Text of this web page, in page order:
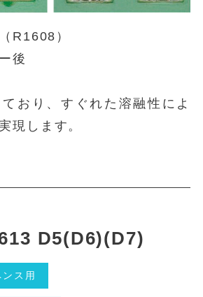
R1608）
後
おり、すぐれた溶融性によ
現します。
D5(D6)(D7)
ス用